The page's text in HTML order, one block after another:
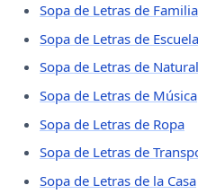
Sopa de Letras de Familia
Sopa de Letras de Escuela
Sopa de Letras de
Sopa de Letras de Música
Sopa de Letras de Ropa
Sopa de Letras de
Sopa de Letras de la Casa